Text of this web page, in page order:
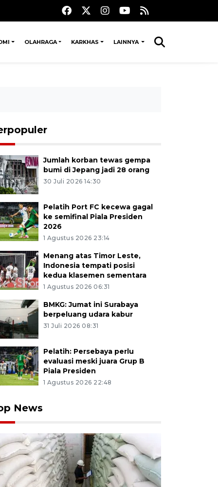
OLAHRAGA KARKHAS LAINNYA
Jumlah korban tewas gempa
bumi di Jepang jadi 28 orang
30 Juli 2026 14:30
Pelatih Port FC kecewa gagal
ke semifinal Piala Presiden
2026
1 Agustus 2026 23:14
Menang atas Timor Leste,
Indonesia tempati posisi
kedua klasemen sementara
1 Agustus 2026 06:31
BMKG: Jumat ini Surabaya
berpeluang udara kabur
31 Juli 2026 08:31
Pelatih: Persebaya perlu
evaluasi meski juara Grup B
Piala Presiden
1 Agustus 2026 22:48
News